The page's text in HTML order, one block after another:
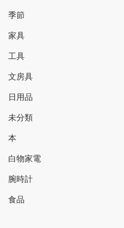
季節
家具
工具
文房具
日用品
未分類
本
白物家電
腕時計
食品